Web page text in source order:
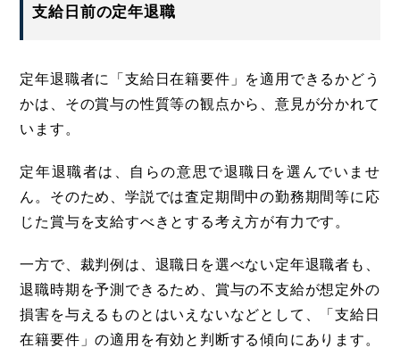
支給日前の定年退職
定年退職者に「支給日在籍要件」を適用できるかどう
かは、その賞与の性質等の観点から、意見が分かれて
います。
定年退職者は、自らの意思で退職日を選んでいませ
ん。そのため、学説では査定期間中の勤務期間等に応
じた賞与を支給すべきとする考え方が有力です。
一方で、裁判例は、退職日を選べない定年退職者も、
退職時期を予測できるため、賞与の不支給が想定外の
損害を与えるものとはいえないなどとして、「支給日
在籍要件」の適用を有効と判断する傾向にあります。